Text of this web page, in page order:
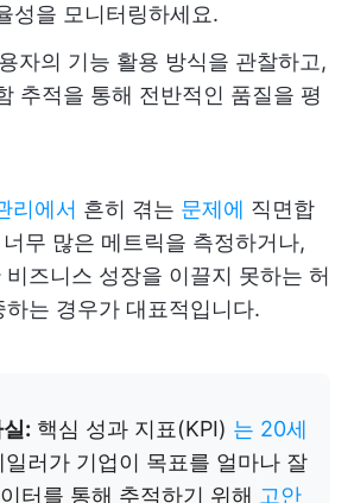
성을 모니터링하세요.
자의 기능 활용 방식을 관찰하고,
추적을 통해 전반적인 품질을 평
리에서 흔히 겪는 문제에 직면합
무 많은 메트릭을 측정하거나,
비즈니스 성장을 이끌지 못하는 허
는 경우가 대표적입니다.
: 핵심 성과 지표(KPI) 는 20세
일러가 기업이 목표를 얼마나 잘
터를 통해 추적하기 위해 고안